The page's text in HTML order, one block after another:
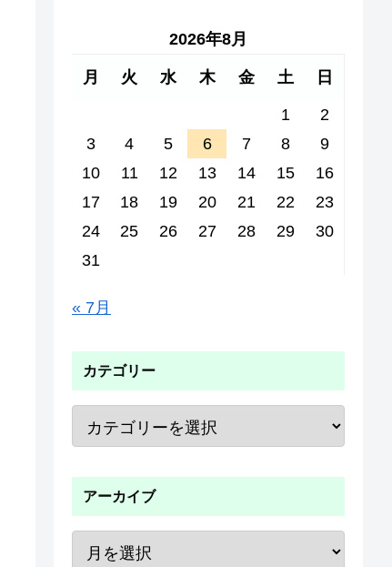
2026年8月
月 火 水 木 金 土 日
1
2
3
4 5 6 7 8
9
10
11 12 13 14 15
16
17
18 19 20 21 22
23
24
25 26 27 28 29
30
31
« 7月
カテゴリー
アーカイブ